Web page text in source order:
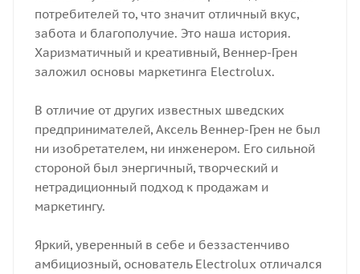
потребителей то, что значит отличный вкус,
забота и благополучие. Это наша история.
Харизматичный и креативный, Веннер-Грен
заложил основы маркетинга Electrolux.
В отличие от других известных шведских
предпринимателей, Аксель Веннер-Грен не был
ни изобретателем, ни инженером. Его сильной
стороной был энергичный, творческий и
нетрадиционный подход к продажам и
маркетингу.
Яркий, уверенный в себе и беззастенчиво
амбициозный, основатель Electrolux отличался